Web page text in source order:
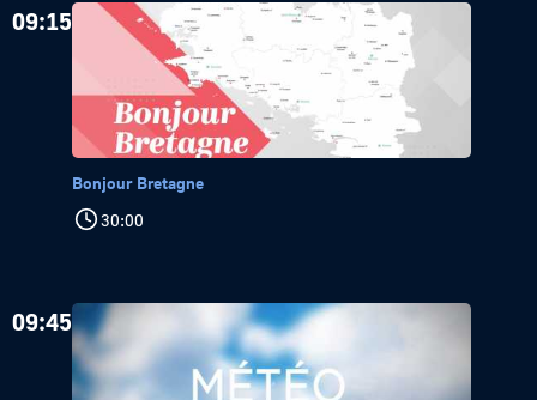
09:15
Bonjour Bretagne
30:00
09:45